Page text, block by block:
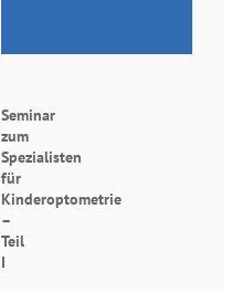
Seminar
zum
Spezialisten
für
Kinderoptometrie
–
Teil
I